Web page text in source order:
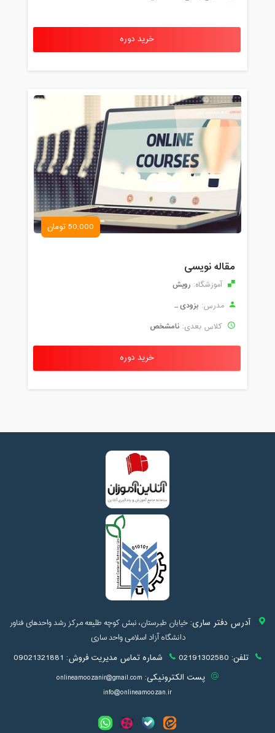
خرید دوره
50,000 تومان
مقاله نویسی
آموزشگاه: رویش
مدرس: بزودی ...
کلاس بعدی: نامشخص
خرید دوره
آدرس دفتر ساری:خیابان طبرستان، نبش کوچه طلیعه مرکز رشد واحدهای فناور
دانشگاه آزاد اسلامی واحد ساری
تلفن: 02191302580 شماره تماس مدیریت فروش: 09021321881
پست الکترونیکی: onlineamoozanir@gmail.com
info@onlineamoozan.ir